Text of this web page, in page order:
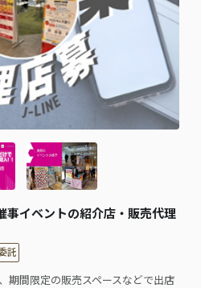
事イベントの紹介店・販売代理
託
期間限定の販売スペースなどで出店